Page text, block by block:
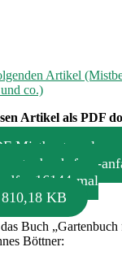
Artikel
co.)
Artikel als PDF
Mistbeete
gartenbuch-fuer-
– 16144-mal
KB
Buch „Gartenbuch
Böttner: